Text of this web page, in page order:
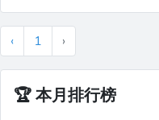
‹ 1 ›
🏆本月排行榜